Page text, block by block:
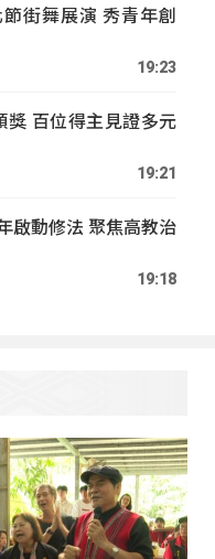
街舞展演 秀青年創
19:23
獎 百位得主見證多元
19:21
啟動修法 聚焦高教治
19:18